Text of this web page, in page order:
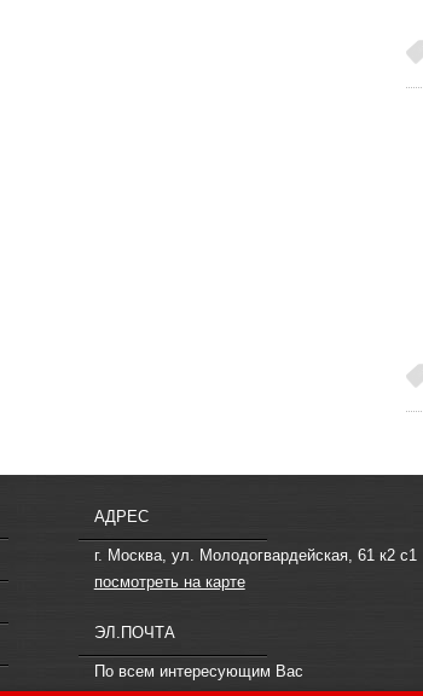
АДРЕС
г. Москва, ул. Молодогвардейская, 61 к2 с1
посмотреть на карте
ЭЛ.ПОЧТА
По всем интересующим Вас